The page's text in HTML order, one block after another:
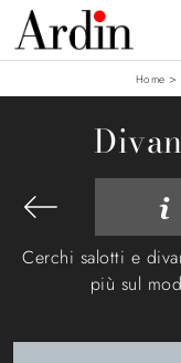
Home >
Cerchi salotti e
più sul